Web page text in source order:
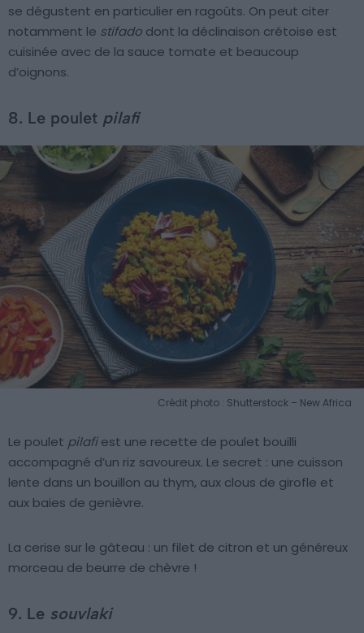
se dégustent en particulier en ragoûts. On peut citer
notamment le stifado dont la déclinaison crétoise est
cuisinée avec de la sauce tomate et beaucoup
d’oignons.
8. Le poulet pilafi
Crédit photo : Shutterstock – New Africa
Le poulet pilafiest une recette de poulet bouilli
accompagné d’un riz savoureux. Le secret : une cuisson
lente dans un bouillon au thym, aux clous de girofle et
aux baies de genièvre.
La cerise sur le gâteau : un filet de citron et un généreux
morceau de beurre de chèvre !
9. Le souvlaki